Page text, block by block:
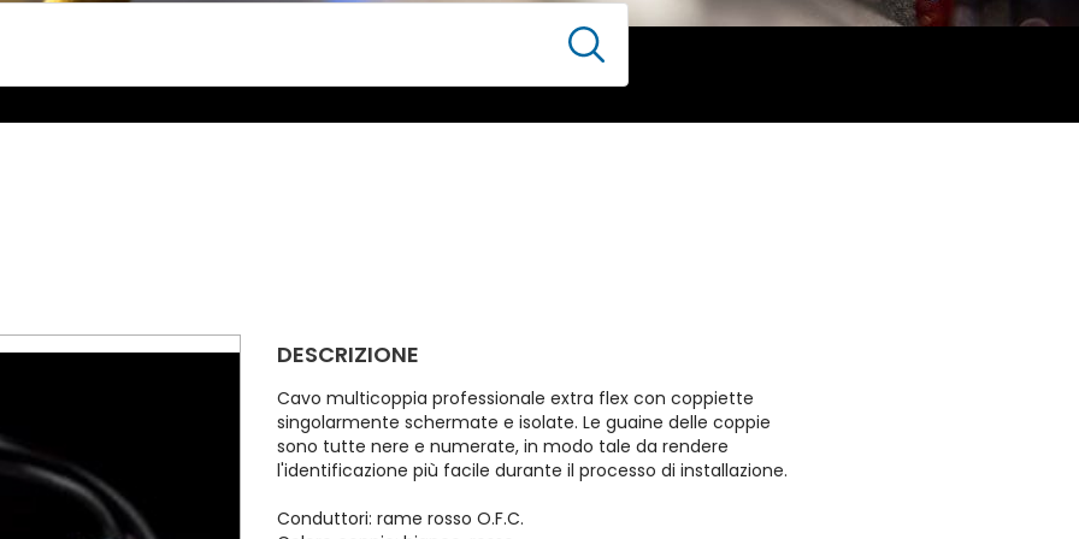
DESCRIZIONE
Cavo multicoppia professionale extra flex con coppiette
singolarmente schermate e isolate. Le guaine delle coppie
sono tutte nere e numerate, in modo tale da rendere
l'identificazione più facile durante il processo di installazione.
Conduttori: rame rosso O.F.C.